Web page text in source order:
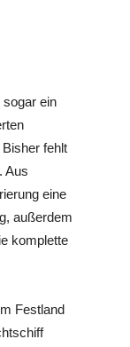
sogar ein
fehlt
Aus
eine
außerdem
komplette
Festland